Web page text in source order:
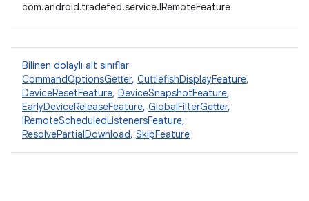
com.android.tradefed.service.IRemoteFeature
Bilinen dolaylı alt sınıflar
CommandOptionsGetter, CuttlefishDisplayFeature,
DeviceResetFeature, DeviceSnapshotFeature,
EarlyDeviceReleaseFeature, GlobalFilterGetter,
IRemoteScheduledListenersFeature,
ResolvePartialDownload, SkipFeature